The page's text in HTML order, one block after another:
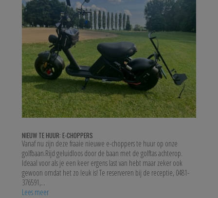
NIEUW TE HUUR: E-CHOPPERS
Vanaf nu zijn deze fraaie nieuwe e-choppers te huur op onze
golfbaan.Rijd geluidloos door de baan met de golftas achterop.
Ideaal voor als je een keer ergens last van hebt maar zeker ook
gewoon omdat het zo leuk is! Te reserveren bij de receptie, 0481-
376591,...
Lees meer